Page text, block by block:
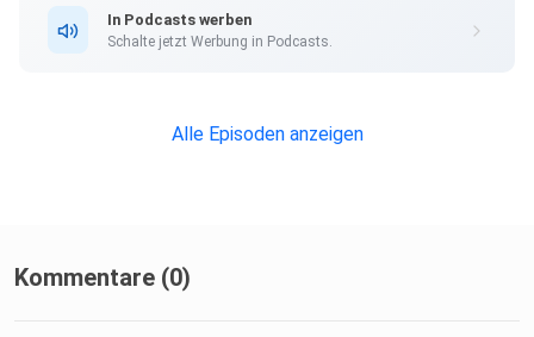
In Podcasts werben
Schalte jetzt Werbung in Podcasts.
Alle Episoden anzeigen
Kommentare (0)